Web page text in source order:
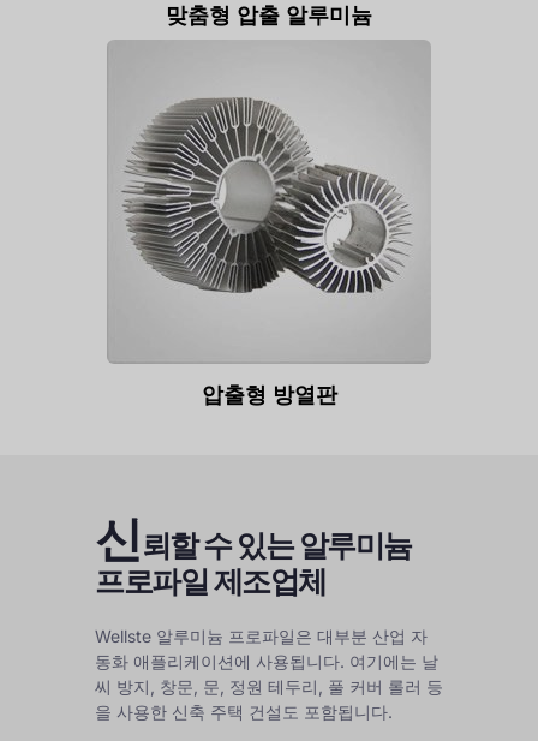
맞춤형 압출 알루미늄
압출형 방열판
신뢰할 수 있는 알루미늄
프로파일 제조업체
Wellste 알루미늄 프로파일은 대부분 산업 자
동화 애플리케이션에 사용됩니다. 여기에는 날
씨 방지, 창문, 문, 정원 테두리, 풀 커버 롤러 등
을 사용한 신축 주택 건설도 포함됩니다.